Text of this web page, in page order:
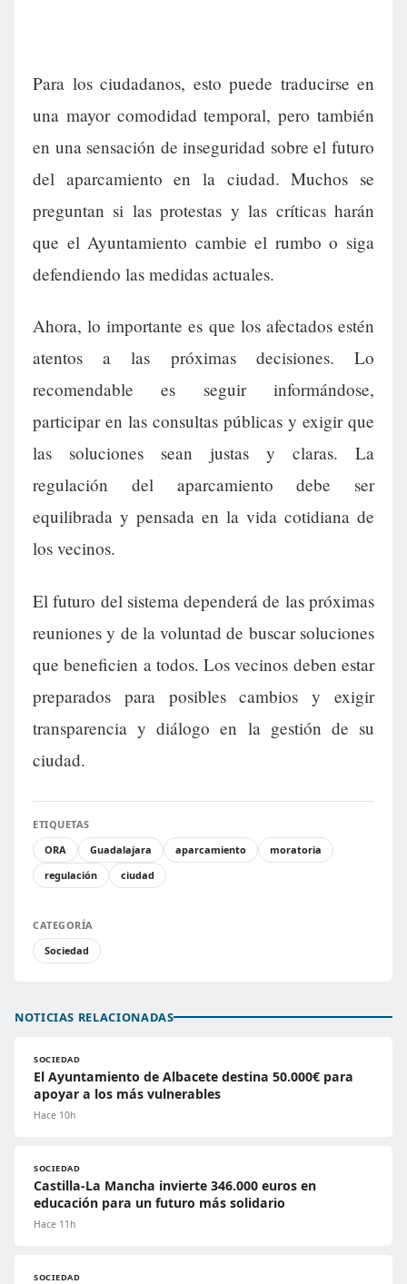
Para los ciudadanos, esto puede traducirse en
una mayor comodidad temporal, pero también
en una sensación de inseguridad sobre el futuro
del aparcamiento en la ciudad. Muchos se
preguntan si las protestas y las críticas harán
que el Ayuntamiento cambie el rumbo o siga
defendiendo las medidas actuales.
Ahora, lo importante es que los afectados estén
atentos a las próximas decisiones. Lo
recomendable es seguir informándose,
participar en las consultas públicas y exigir que
las soluciones sean justas y claras. La
regulación del aparcamiento debe ser
equilibrada y pensada en la vida cotidiana de
los vecinos.
El futuro del sistema dependerá de las próximas
reuniones y de la voluntad de buscar soluciones
que beneficien a todos. Los vecinos deben estar
preparados para posibles cambios y exigir
transparencia y diálogo en la gestión de su
ciudad.
ETIQUETAS
ORA
Guadalajara aparcamiento
moratoria
regulación
ciudad
CATEGORÍA
Sociedad
NOTICIAS RELACIONADAS
SOCIEDAD
El Ayuntamiento de Albacete destina 50.000€ para
apoyar a los más vulnerables
Hace 10h
SOCIEDAD
Castilla-La Mancha invierte 346.000 euros en
educación para un futuro más solidario
Hace 11h
SOCIEDAD